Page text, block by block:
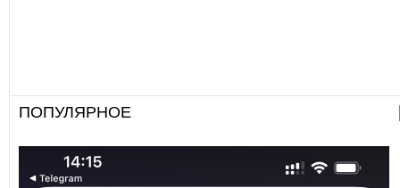
ПОПУЛЯРНОЕ